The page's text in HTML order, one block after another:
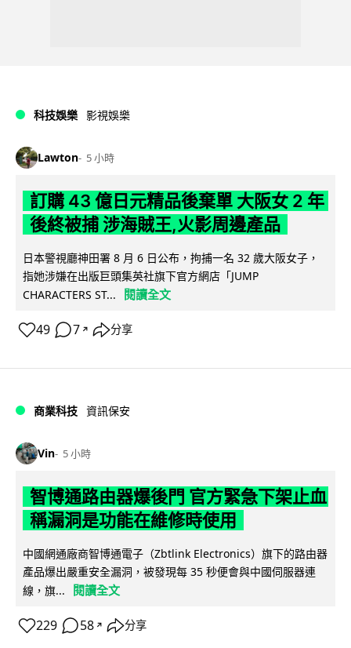
科技娛樂 影視娛樂
Lawton 5 小時
訂購 43 億日元精品後棄單 大阪女 2 年
後終被捕 涉海賊王,火影周邊產品
日本警視廳神田署 8 月 6 日公布，拘捕一名 32 歲大阪女子，
指她涉嫌在出版巨頭集英社旗下官方網店「JUMP
CHARACTERS ST...
閱讀全文
49 7 ↗ 分享
商業科技 資訊保安
Vin 5 小時
智博通路由器爆後門 官方緊急下架止血
稱漏洞是功能在維修時使用
中國網通廠商智博通電子（Zbtlink Electronics）旗下的路由器
產品爆出嚴重安全漏洞，被發現每 35 秒便會與中國伺服器連
線，旗...
閱讀全文
229 58 ↗ 分享